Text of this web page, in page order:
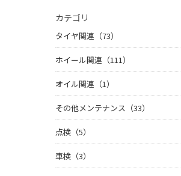
カテゴリ
タイヤ関連（73）
ホイール関連（111）
オイル関連（1）
その他メンテナンス（33）
点検（5）
車検（3）